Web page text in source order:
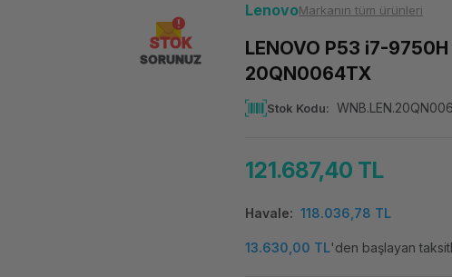
STOK
SORUNUZ
LenovoMarkanın tüm ürünleri
LENOVO P53 i7-
20QN0064TX
Stok Kodu
121.687,40 TL
Havale 118.036,78 TL
13.630,00 TL'den başlayan